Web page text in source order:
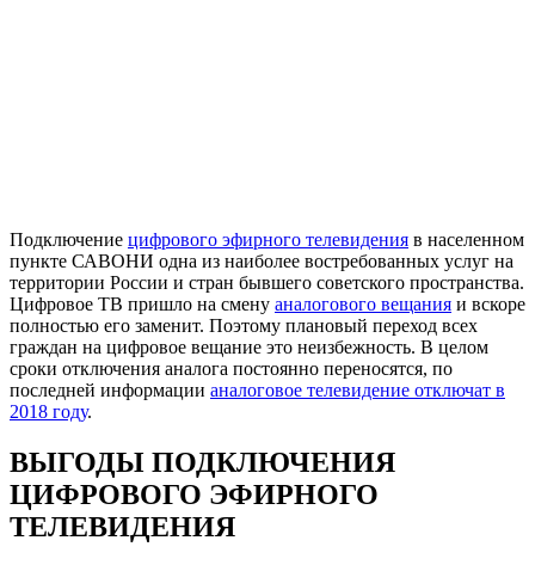
Подключение цифрового эфирного телевидения в населенном
пункте САВОНИ одна из наиболее востребованных услуг на
территории России и стран бывшего советского пространства.
Цифровое ТВ пришло на смену аналогового вещания и вскоре
полностью его заменит. Поэтому плановый переход всех
граждан на цифровое вещание это неизбежность. В целом
сроки отключения аналога постоянно переносятся, по
последней информации аналоговое телевидение отключат в
2018 году.
ВЫГОДЫ ПОДКЛЮЧЕНИЯ
ЦИФРОВОГО ЭФИРНОГО
ТЕЛЕВИДЕНИЯ